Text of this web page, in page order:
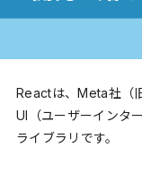
Reactは、Meta社（
UI（ユーザーインタ
ライブラリです。